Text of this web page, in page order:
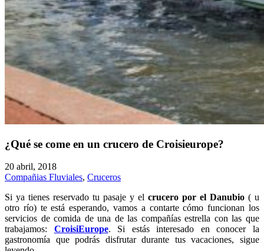
¿Qué se come en un crucero de Croisieurope?
20 abril, 2018
Compañias Fluviales, Cruceros
Si ya tienes reservado tu pasaje y el crucero por el Danubio ( u
otro río) te está esperando, vamos a contarte cómo funcionan los
servicios de comida de una de las compañías estrella con las que
trabajamos: CroisiEurope. Si estás interesado en conocer la
gastronomía que podrás disfrutar durante tus vacaciones, sigue